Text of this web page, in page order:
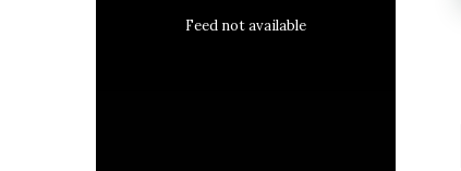
Feed not available